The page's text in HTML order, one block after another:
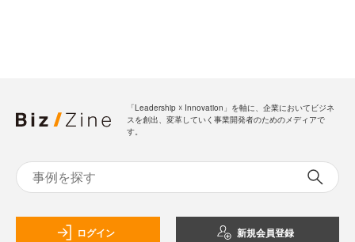
「Leadership ☓ Innovation」を軸に、企業においてビジネ
スを創出、変革していく事業開発者のためのメディアで
す。
ログイン 新規会員登録